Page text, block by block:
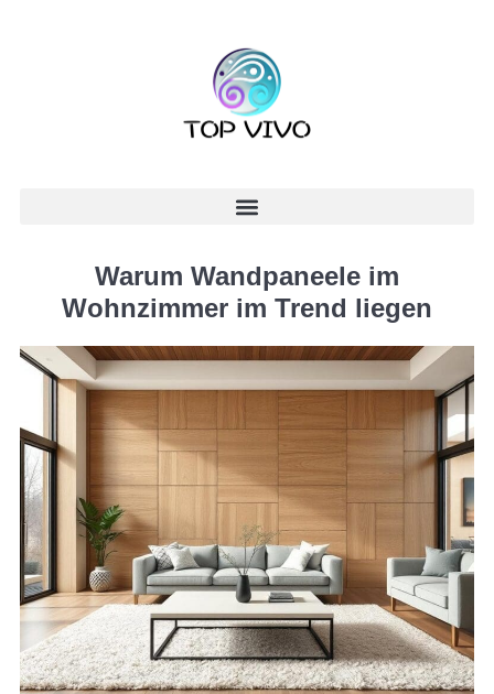
Warum Wandpaneele im
Wohnzimmer im Trend liegen